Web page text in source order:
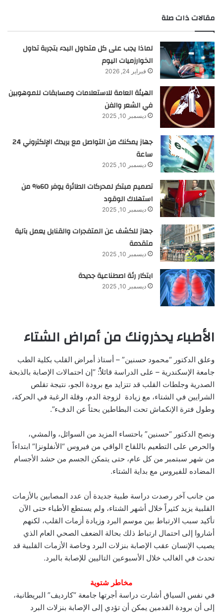
مقالات ذات صلة
لماذا يجب على كل متداول البدء بتجربة تداول
الخوارزميات اليوم
فبراير 24, 2026
الهيئة العامة للاستعلامات ومسابقات للموهوبين
في الشعر والفن
ديسمبر 10, 2025
جهاز يمكنك من التواصل مع بريدك الإلكتروني 24
ساعة
ديسمبر 10, 2025
تصميم مبتكر لمحركات الطائرة يوفر 60% من
استهلاك الوقود
ديسمبر 10, 2025
جهاز للكشف عن المتفجرات والقنابل يعمل بآلية
متقدمة
ديسمبر 10, 2025
ابتكار رئة اصطناعية جديدة
ديسمبر 10, 2025
الأطباء يحذرونك من أمراض الشتاء
وعلق الدكتور‏ “محمود حسنين” – أستاذ أمراض القلب بكلية الطب
جامعة الإسكندرية – على الدراسة قائلاًُ: “إن احتمالات الإصابة بالذبحة
الصدرية وجلطات القلب قد تتزايد مع برودة الجو، نتيجة تقلص
الشرايين في الشتاء‏،‏ مع زيادة لزوجة الدم‏،‏ وقلة الرغبة في الحركة‏،‏
وطول فترة الإنكماش تحت البطاطين بحثاً عن الدفء‏”.‏
ونصح الدكتور “حسنين” باحتساء المزيد من السوائل‏،‏ والمشي‏،‏
والحرص على التطعيم باللقاح الواقي من فيروس “الأنفلونزا” ابتداءاً
من شهر سبتمبر من كل عام‏،‏ حتى يتمكن الجسم من حشد الأجسام
المضاده للفيروس مع بداية الشتاء‏.‏
من جانب آخر رصدت دراسة طبية جديدة أن عدد المصابين بالأزمات
القلبية يزيد كثيراً خلال أشهر الشتاء، ولم يستطع الأطباء حتى الآن
تأكيد سبب الارتباط بين موسم البرد وزيادة أزمات القلب، لكنهم
أشاروا إلى احتمال ارتباط ذلك بحالة الضعف الصحي العام الذي
يصيب الإنسان عقب الإصابة بنزلات البرد وخاصة الأزمات القلبية قد
تحدث في الغالب خلال الأسبوعين التاليين للإصابة بالبرد.
مخاطر شتوية
في نفس السياق أشارت دراسة أجرتها جامعة “كارديف” البريطانية،
إلى أن برودة القدمين يمكن أن تؤدي إلى الإصابة بنزلات البرد